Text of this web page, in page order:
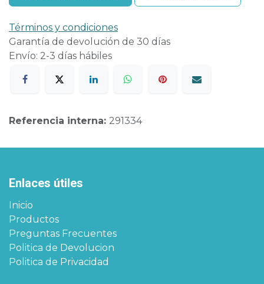
Términos y condiciones
Garantía de devolución de 30 días
Envío: 2-3 días hábiles
Referencia interna: 291334
Enlaces útiles
Inicio
Productos
Preguntas Frecuentes
Politica de Devolucion
Politica de Privacidad